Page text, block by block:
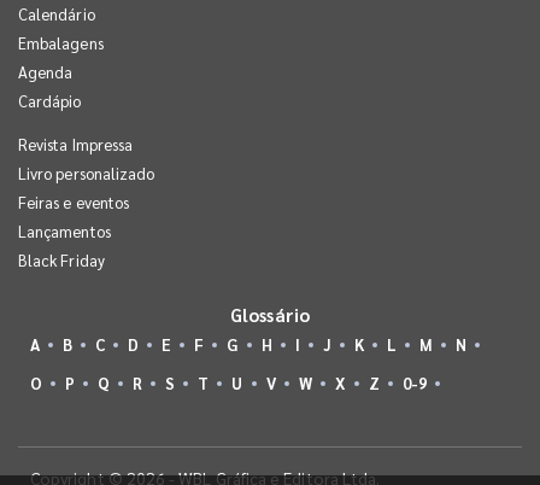
Calendário
Embalagens
Agenda
Cardápio
Revista Impressa
Livro personalizado
Feiras e eventos
Lançamentos
Black Friday
Glossário
A B C D E F G H I J K L M
N
O
P Q R S T U V W X Z 0-9
Copyright © 2026 - WBL Gráfica e Editora Ltda.